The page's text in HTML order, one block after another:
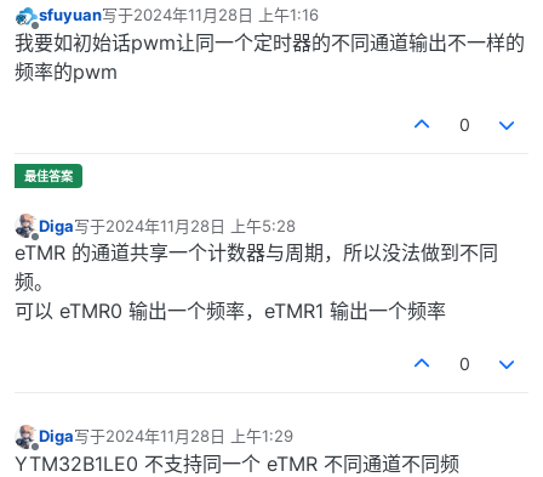
离线
sfuyuan写于2024年11月28日 上午1:16
最后由 编辑
我要如初始话pwm让同一个定时器的不同通道输出不一样的
频率的pwm
0
离线
Diga写于2024年11月28日 上午5:28
最后由 编辑
eTMR 的通道共享一个计数器与周期，所以没法做到不同
频。
可以 eTMR0 输出一个频率，eTMR1 输出一个频率
0
离线
Diga写于2024年11月28日 上午1:29
最后由 编辑
YTM32B1LE0 不支持同一个 eTMR 不同通道不同频